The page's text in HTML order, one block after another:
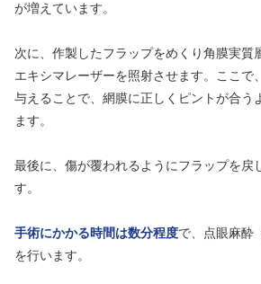
が増えています。
次に、作製したフラップをめくり角膜実質
エキシマレーザーを照射させます。ここで
与えることで、網膜に正しくピントが合う
ます。
最後に、傷が覆われるようにフラップを戻
す。
手術にかかる時間は数分程度で、点眼麻酔
を行います。